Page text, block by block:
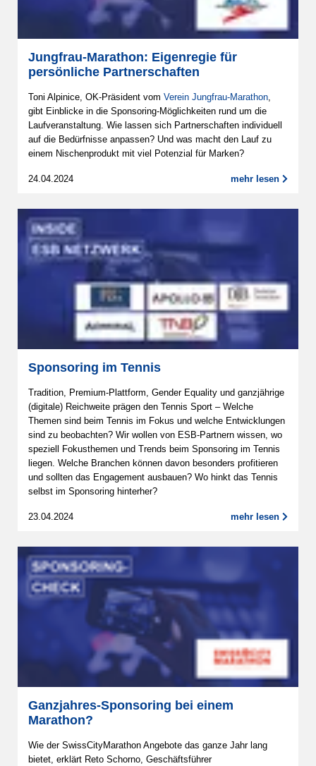
Jungfrau-Marathon: Eigenregie für
persönliche Partnerschaften
Toni Alpinice, OK-Präsident vom Verein Jungfrau-Marathon,
gibt Einblicke in die Sponsoring-Möglichkeiten rund um die
Laufveranstaltung. Wie lassen sich Partnerschaften individuell
auf die Bedürfnisse anpassen? Und was macht den Lauf zu
einem Nischenprodukt mit viel Potenzial für Marken?
24.04.2024 mehr lesen
Sponsoring im Tennis
Tradition, Premium-Plattform, Gender Equality und ganzjährige
(digitale) Reichweite prägen den Tennis Sport – Welche
Themen sind beim Tennis im Fokus und welche Entwicklungen
sind zu beobachten? Wir wollen von ESB-Partnern wissen, wo
speziell Fokusthemen und Trends beim Sponsoring im Tennis
liegen. Welche Branchen können davon besonders profitieren
und sollten das Engagement ausbauen? Wo hinkt das Tennis
selbst im Sponsoring hinterher?
23.04.2024 mehr lesen
Ganzjahres-Sponsoring bei einem
Marathon?
Wie der SwissCityMarathon Angebote das ganze Jahr lang
bietet, erklärt Reto Schorno, Geschäftsführer